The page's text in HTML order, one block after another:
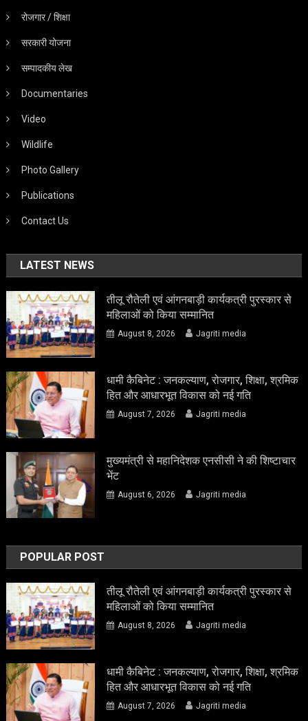
रोजगार / शिक्षा
सरकारी योजना
सम्पादकीय लेख
Documentaries
Video
Wildlife
Photo Gallery
Publications
Contact Us
LATEST NEWS
तीलू रौतेली एवं आंगनबाड़ी कार्यकत्री पुरस्कार से
महिलाओं को किया सम्मानित
August 8, 2026 Jagriti media
धामी कैबिनेट : जनकल्याण, रोजगार, शिक्षा, श्रमिक
हित और आधारभूत विकास को नई गति
August 7, 2026 Jagriti media
मुख्यमंत्री से महानिदेशक एनसीसी ने की शिष्टाचार
भेंट
August 6, 2026 Jagriti media
POPULAR POST
तीलू रौतेली एवं आंगनबाड़ी कार्यकत्री पुरस्कार से
महिलाओं को किया सम्मानित
August 8, 2026 Jagriti media
धामी कैबिनेट : जनकल्याण, रोजगार, शिक्षा, श्रमिक
हित और आधारभूत विकास को नई गति
August 7, 2026 Jagriti media